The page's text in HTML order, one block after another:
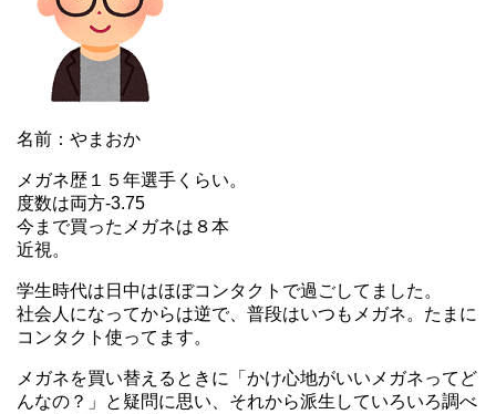
名前：やまおか
メガネ歴１５年選手くらい。
度数は両方-3.75
今まで買ったメガネは８本
近視。
学生時代は日中はほぼコンタクトで過ごしてました。
社会人になってからは逆で、普段はいつもメガネ。たまに
コンタクト使ってます。
メガネを買い替えるときに「かけ心地がいいメガネってど
んなの？」と疑問に思い、それから派生していろいろ調べ